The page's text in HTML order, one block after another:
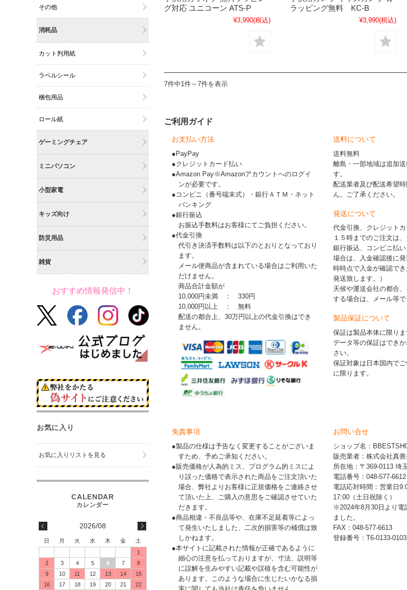
グ対応 ユニコーン ATS-P
¥3,990(税込)
ラッピング無料 KC-B
¥3,990(税込)
7件中1件～7件を表示
ご利用ガイド
お支払い方法
●PayPay
●クレジットカード払い
●Amazon Pay※Amazonアカウントへのログイ
ンが必要です。
●コンビニ（番号端末式）・銀行ＡＴＭ・ネット
バンキング
●銀行振込
お振込手数料はお客様にてご負担ください。
●代金引換
代引き決済手数料は以下のとおりとなっており
ます。
メール便商品が含まれている場合はご利用いた
だけません。
商品合計金額が
10,000円未満 ： 330円
10,000円以上 ： 無料
配送の都合上、30万円以上の代金引換はでき
ません。
送料について
送料無料
離島・一部地域は追加
す。
配送業者及び配送希望
ん。ご了承ください。
発送について
代金引換、クレジット
１５時までのご注文は、
銀行振込、コンビニ払
場合は、入金確認後に
時時点で入金が確認で
発送致します。）
天候や運送会社の都合
する場合は、メール等で
製品保証について
保証は製品本体に限りま
データ等の保証はでき
さい。
保証対象は日本国内で
に限ります。
免責事項
●製品の仕様は予告なく変更することがございま
すため、予めご承知ください。
●販売価格が人為的ミス、プログラム的ミスによ
り誤った価格で表示された商品をご注文頂いた
場合、弊社よりお客様に正規価格をご連絡させ
て頂いた上、ご購入の意思をご確認させていた
だきます。
●商品相違・不良品等や、在庫不足延着等によっ
て発生いたしました、二次的損害等の補償は致
しかねます。
●本サイトに記載された情報が正確であるように
細心の注意を払っておりますが、寸法、説明等
に誤解を生みやすい記載や誤植を含む可能性が
あります。このような場合に生じたいかなる損
お問い合せ
ショップ名：
販売業者：株式会社真
所在地：〒369-0113 埼
電話番号：048-577-6612
電話応対時間：営業日
17:00（土日祝除く）
※2024年8月30日より電
ました。
FAX：048-577-6613
登録番号：T6-0133-
その他
消耗品
カット判用紙
ラベルシール
梱包用品
ロール紙
ゲーミングチェア
ミニパソコン
小型家電
キッズ向け
防災用品
雑貨
おすすめ情報発信中！
お気に入り
お気に入りリストを見る
2026/08
日 月 火 水 木 金
土
1
2
3 4 5 6 7
8
9
10 11 12 13 14
15
16
17 18 19 20 21 22